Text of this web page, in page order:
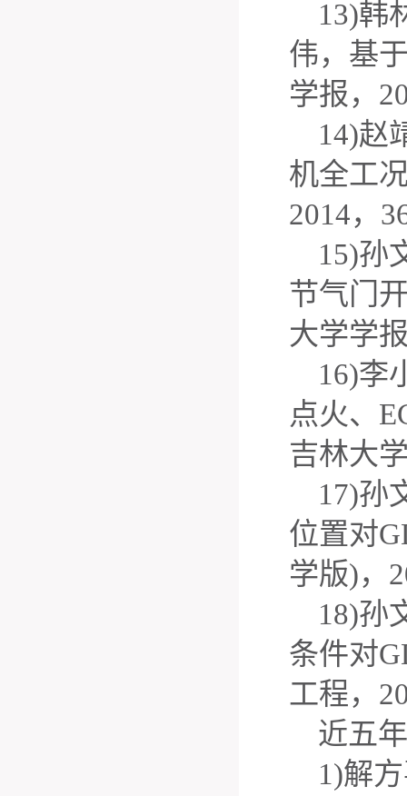
13)韩
伟，基
学报，
14)赵
机全工
2014，
15)孙
节气门
大学学
16)李
点火、
吉林大
17)孙
位置对
学版)，
18)孙
条件对
工程，
近五
1)解